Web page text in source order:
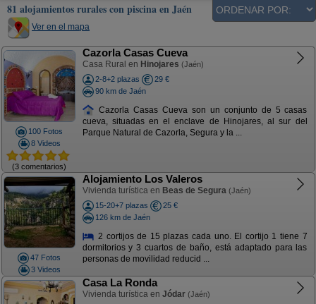
81 alojamientos rurales con piscina en Jaén
Ver en el mapa
100 Fotos
8 Videos
(3 comentarios)
Cazorla Casas Cueva
Casa Rural en Hinojares (Jaén)
2-8+2 plazas
29 €
90 km de Jaén
Cazorla Casas Cueva son un conjunto de 5 casas
cueva, situadas en el enclave de Hinojares, al sur del
Parque Natural de Cazorla, Segura y la ...
47 Fotos
3 Videos
Alojamiento Los Valeros
Vivienda turística en Beas de Segura (Jaén)
15-20+7 plazas
25 €
126 km de Jaén
2 cortijos de 15 plazas cada uno. El cortijo 1 tiene 7
dormitorios y 3 cuartos de baño, está adaptado para las
personas de movilidad reducid ...
Casa La Ronda
Vivienda turística en Jódar (Jaén)